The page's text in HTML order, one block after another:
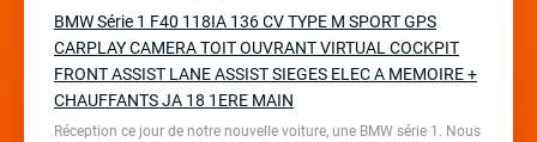
BMW Série 1 F40 118IA 136 CV TYPE M SPORT GPS
CARPLAY CAMERA TOIT OUVRANT VIRTUAL COCKPIT
FRONT ASSIST LANE ASSIST SIEGES ELEC A MEMOIRE +
CHAUFFANTS JA 18 1ERE MAIN
Réception ce jour de notre nouvelle voiture, une BMW série 1. Nous